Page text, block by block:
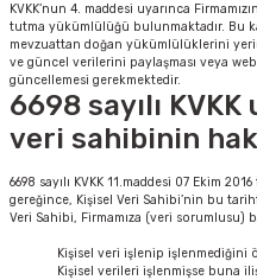
KVKK’nun 4. maddesi uyarınca
tutma yükümlülüğü bulunmaktadır. Bu
mevzuattan doğan yükümlülüklerini
ve güncel verilerini paylaşması veya
güncellemesi gerekmektedir.
6698 sayılı
veri sahibinin
6698 sayılı KVKK 11.maddesi 07 Ekim
gereğince, Kişisel Veri Sahibi’nin bu
Veri Sahibi, Firmamıza (veri sorumlusu)
Kişisel veri işlenip işlenmediğini
Kişisel verileri işlenmişse buna